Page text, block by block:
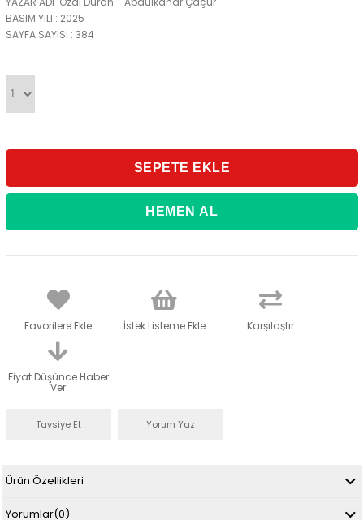
BASIM YILI : 2025
SAYFA SAYISI : 384
Favorilere Ekle İstek Listeme Ekle Karşılaştır
Fiyat Düşünce Haber
Ver
Tavsiye Et Yorum Yaz
Ürün Özellikleri
Yorumlar(0)